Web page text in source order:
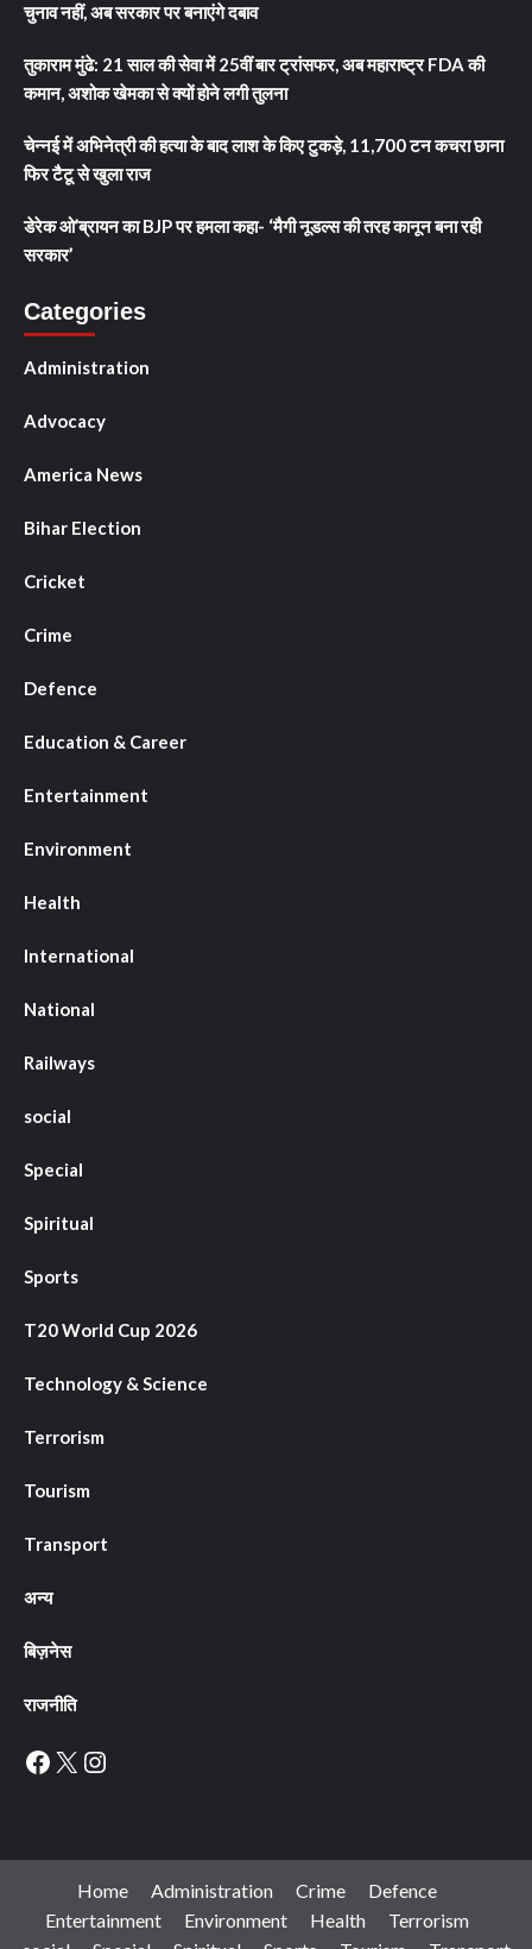
चुनाव नहीं, अब सरकार पर बनाएंगे दबाव
तुकाराम मुंढे: 21 साल की सेवा में 25वीं बार ट्रांसफर, अब महाराष्ट्र FDA की
कमान, अशोक खेमका से क्यों होने लगी तुलना
चेन्नई में अभिनेत्री की हत्या के बाद लाश के किए टुकड़े, 11,700 टन कचरा छाना
फिर टैटू से खुला राज
डेरेक ओ’ब्रायन का BJP पर हमला कहा- ‘मैगी नूडल्स की तरह कानून बना रही
सरकार’
Categories
Administration
Advocacy
America News
Bihar Election
Cricket
Crime
Defence
Education & Career
Entertainment
Environment
Health
International
National
Railways
social
Special
Spiritual
Sports
T20 World Cup 2026
Technology & Science
Terrorism
Tourism
Transport
अन्य
बिज़नेस
राजनीति
Facebook
X Instagram
Home Administration Crime
Defence
Entertainment
Environment Health
Terrorism